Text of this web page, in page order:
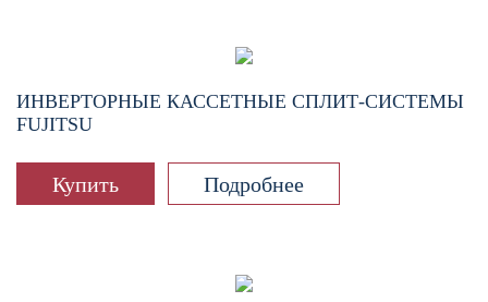
ИНВЕРТОРНЫЕ КАССЕТНЫЕ СПЛИТ-СИСТЕМЫ
FUJITSU
Купить Подробнее